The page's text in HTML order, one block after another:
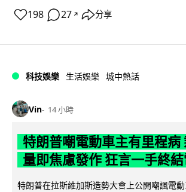
198 27 ↗ 分享
科技娛樂 生活娛樂 城中熱話
Vin 14 小時
特朗普嘲電動車主有里程病
量即焦慮發作 狂言一手終
特朗普在拉斯維加斯造勢大會上公開嘲諷電